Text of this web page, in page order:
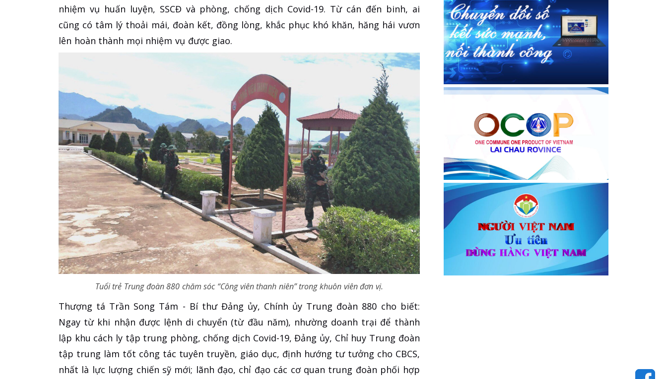
nhiệm vụ huấn luyện, SSCĐ và phòng, chống dịch Covid-19. Từ cán đến binh, ai
cũng có tâm lý thoải mái, đoàn kết, đồng lòng, khắc phục khó khăn, hăng hái vươn
lên hoàn thành mọi nhiệm vụ được giao.
Tuổi trẻ Trung đoàn 880 chăm sóc “Công viên thanh niên” trong khuôn viên đơn vị.
Thượng tá Trần Song Tám - Bí thư Đảng ủy, Chính ủy Trung đoàn 880 cho biết:
Ngay từ khi nhận được lệnh di chuyển (từ đầu năm), nhường doanh trại để thành
lập khu cách ly tập trung phòng, chống dịch Covid-19, Đảng ủy, Chỉ huy Trung đoàn
tập trung làm tốt công tác tuyên truyền, giáo dục, định hướng tư tưởng cho CBCS,
nhất là lực lượng chiến sỹ mới; lãnh đạo, chỉ đạo các cơ quan trung đoàn phối hợp